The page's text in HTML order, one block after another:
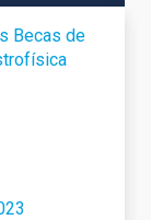
Becas de